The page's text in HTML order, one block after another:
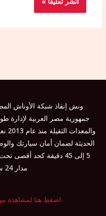
ونش إنقاذ شبكة الأوناش
جمهورية مصر العربية
الحديثة لضمان أمان سيارتك
5 إلى 45 دقيقة كحد
مدار 24 ساعة ليل نهار
اضغط هنا لمشاهدة